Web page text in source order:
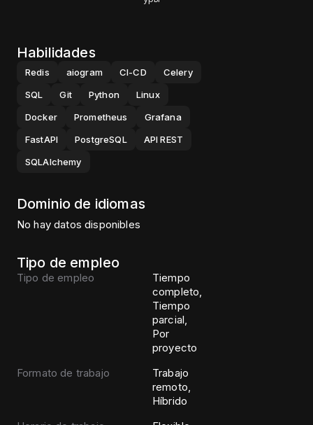
Habilidades
Redis aiogram CI-CD
Celery
SQL
Git Python
Linux
Docker
Prometheus
Grafana
FastAPI
PostgreSQL
API REST
SQLAlchemy
Dominio de idiomas
No hay datos disponibles
Tipo de empleo
Tipo de empleo
Tiempo
completo,
Tiempo
parcial,
Por
proyecto
Formato de trabajo
Trabajo
remoto,
Híbrido